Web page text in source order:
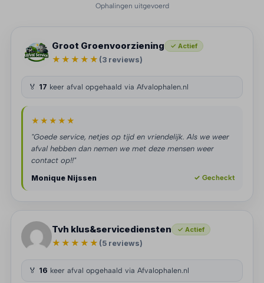
Ophalingen uitgevoerd
Groot Groenvoorziening ✓ Actief
★★★★★ (3 reviews)
🏅 17 keer afval opgehaald via Afvalophalen.nl
★★★★★
"Goede service, netjes op tijd en vriendelijk. Als we weer
afval hebben dan nemen we met deze mensen weer
contact op!!"
Monique Nijssen
✓ Gecheckt
Tvh klus&servicediensten ✓ Actief
★★★★★ (5 reviews)
🏅 16 keer afval opgehaald via Afvalophalen.nl